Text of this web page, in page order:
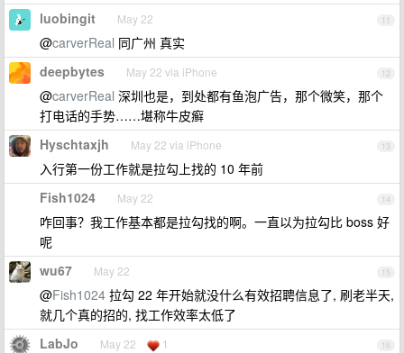
11
luobingit May 22
@carverReal 同广州 真实
12
deepbytes May 22 via iPhone
@carverReal 深圳也是，到处都有鱼泡广告，那个微笑，那个
打电话的手势……堪称牛皮癣
13
Hyschtaxjh May 22 via iPhone
入行第一份工作就是拉勾上找的 10 年前
14
Fish1024 May 22
咋回事？我工作基本都是拉勾找的啊。一直以为拉勾比 boss 好
呢
15
wu67 May 22
@Fish1024 拉勾 22 年开始就没什么有效招聘信息了, 刷老半天,
就几个真的招的, 找工作效率太低了
16
LabJo May 22 1